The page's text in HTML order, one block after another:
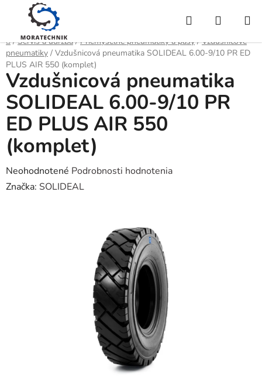
Hľadať
KOŠÍK
Domov
/ Servis a údržba / Priemyselné pneumatiky a pásy / Vzdušnicové
pneumatiky / Vzdušnicová pneumatika SOLIDEAL 6.00-9/10 PR ED
PLUS AIR 550 (komplet)
Vzdušnicová pneumatika
SOLIDEAL 6.00-9/10 PR
ED PLUS AIR 550
(komplet)
Priemerné
hodnotenie
Neohodnotené Podrobnosti hodnotenia
Značka: SOLIDEAL